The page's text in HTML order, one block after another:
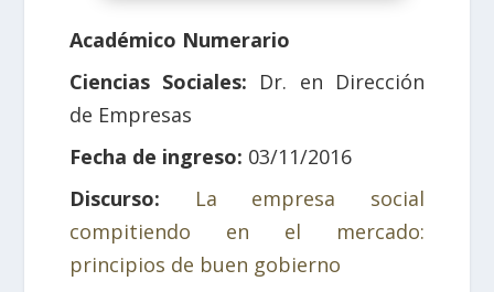
Académico Numerario
Ciencias Sociales: Dr. en Dirección
de Empresas
Fecha de ingreso: 03/11/2016
Discurso:
La empresa social
compitiendo en el mercado:
principios de buen gobierno